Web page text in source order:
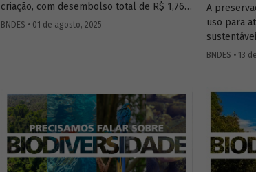
criação, com desembolso total de R$ 1,76
bilhão. Informações detalhadas sobre sua
BNDES • 01 de agosto, 2025
A
uso para
desafio
florestas
de
privado
BNDES • 13